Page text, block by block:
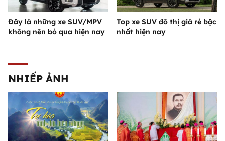
Đây là những xe SUV/MPV
không nên bỏ qua hiện nay
Top xe SUV đô thị giá rẻ bậc
nhất hiện nay
NHIẾP ẢNH